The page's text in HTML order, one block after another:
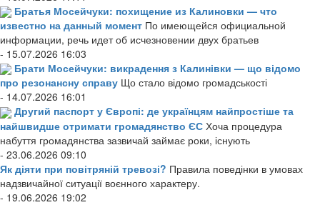
Братья Мосейчуки: похищение из Калиновки — что
известно на данный момент По имеющейся официальной
информации, речь идет об исчезновении двух братьев
- 15.07.2026 16:03
Брати Мосейчуки: викрадення з Калинівки — що відомо
про резонансну справу Що стало відомо громадськості
- 14.07.2026 16:01
Другий паспорт у Європі: де українцям найпростіше та
найшвидше отримати громадянство ЄС Хоча процедура
набуття громадянства зазвичай займає роки, існують
- 23.06.2026 09:10
Як діяти при повітряній тревозі? Правила поведінки в умовах
надзвичайної ситуації воєнного характеру.
- 19.06.2026 19:02